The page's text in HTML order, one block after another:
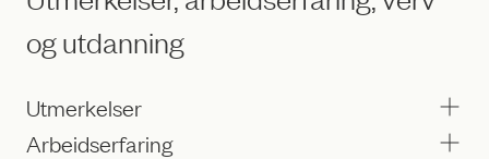
og utdanning
Utmerkelser
Arbeidserfaring